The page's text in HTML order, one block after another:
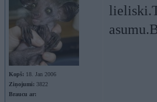
Kopš: 18. Jan 2006
Ziņojumi: 3822
Braucu ar: